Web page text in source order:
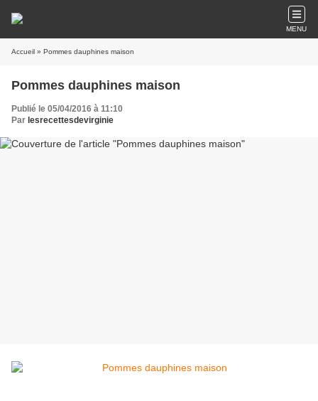
MENU
Accueil » Pommes dauphines maison
Pommes dauphines maison
Publié le 05/04/2016 à 11:10
Par lesrecettesdevirginie